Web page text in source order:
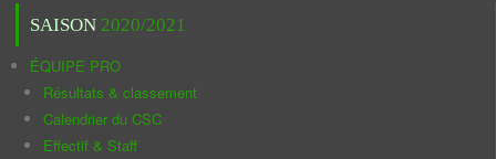
SAISON 2020/2021
ÉQUIPE PRO
Résultats & classement
Calendrier du CSC
Effectif & Staff